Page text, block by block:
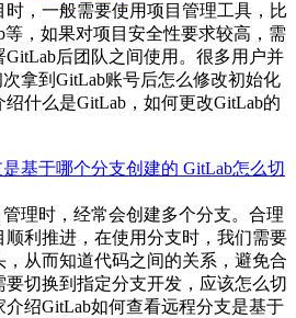
Scanning.gitlab-ci.yml
，可以启用容器扫描。在`.gitlab-
描模板：
Scanning.gitlab-ci.yml
和合并请求，GitLab都会自动运行
细的扫描报告。
，一般需要使用项目管理工具，比
等，如果对项目安全性要求较高，需
后团队之间使用。很多用户并
拿到GitLab账号后怎么修改初始化
什么是GitLab，如何更改GitLab的
基于哪个分支创建的 GitLab怎么切
理时，经常会创建多个分支。合理
利推进，在使用分支时，我们需要
从而知道代码之间的关系，避免合
切换到指定分支开发，应该怎么切
绍GitLab如何查看远程分支是基于